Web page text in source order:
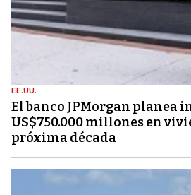
EE.UU.
El banco JPMorgan planea
US$750.000 millones en
próxima década